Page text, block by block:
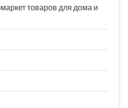
товаров для дома и